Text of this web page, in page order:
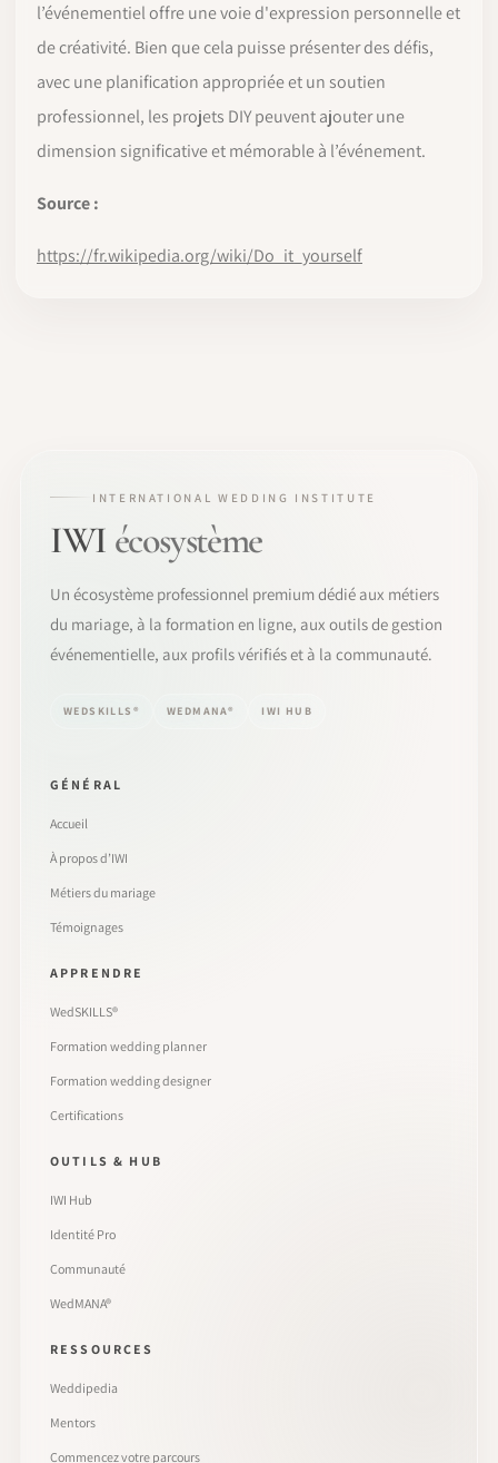
l’événementiel offre une voie d'expression personnelle et
de créativité. Bien que cela puisse présenter des défis,
avec une planification appropriée et un soutien
professionnel, les projets DIY peuvent ajouter une
dimension significative et mémorable à l’événement.
Source :
https://fr.wikipedia.org/wiki/Do_it_yourself
INTERNATIONAL WEDDING INSTITUTE
IWI écosystème
Un écosystème professionnel premium dédié aux métiers
du mariage, à la formation en ligne, aux outils de gestion
événementielle, aux profils vérifiés et à la communauté.
WEDSKILLS® WEDMANA® IWI HUB
GÉNÉRAL
Accueil
À propos d’IWI
Métiers du mariage
Témoignages
APPRENDRE
WedSKILLS®
Formation wedding planner
Formation wedding designer
Certifications
OUTILS & HUB
IWI Hub
Identité Pro
Communauté
WedMANA®
RESSOURCES
Weddipedia
Mentors
Commencez votre parcours